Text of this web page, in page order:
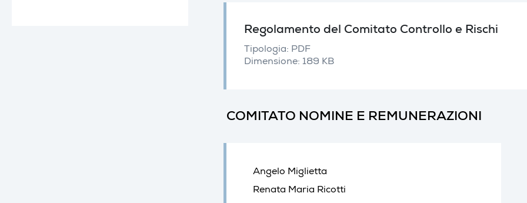
Regolamento del Comitato Controllo e Rischi
Tipologia: PDF
Dimensione: 189 KB
COMITATO NOMINE E REMUNERAZIONI
Angelo Miglietta
Renata Maria Ricotti